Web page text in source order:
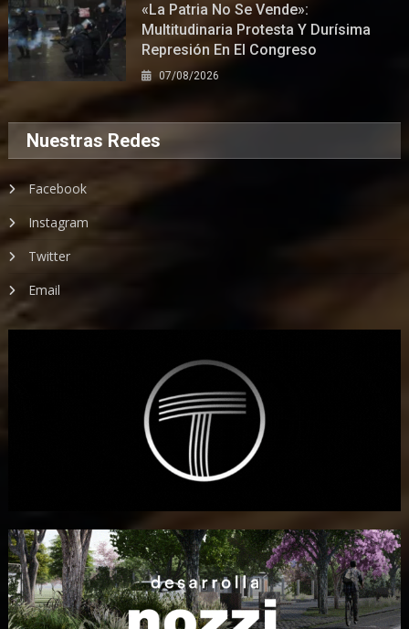
«La Patria No Se Vende»:
Multitudinaria Protesta Y Durísima
Represión En El Congreso
07/08/2026
Nuestras Redes
Facebook
Instagram
Twitter
Email